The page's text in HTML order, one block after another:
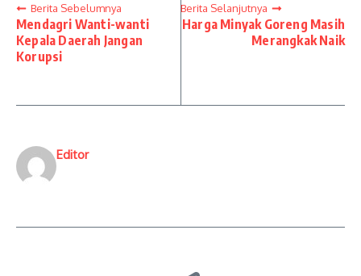
Berita Sebelumnya
Mendagri Wanti-wanti
Kepala Daerah Jangan
Korupsi
Berita Selanjutnya
Harga Minyak Goreng Masih
Merangkak Naik
Editor